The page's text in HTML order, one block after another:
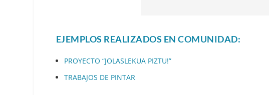
EJEMPLOS REALIZADOS EN COMUNIDAD:
PROYECTO “JOLASLEKUA PIZTU!”
TRABAJOS DE PINTAR